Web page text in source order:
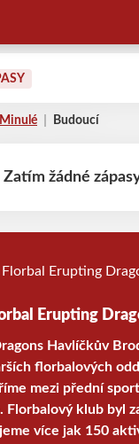
Minulé Budoucí
Zatím žádné
Erupting
Havlíčkův
florbalových
mezi přední
Florbalový klub byl
více jak 150